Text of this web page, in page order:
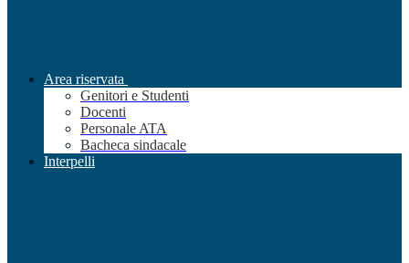
Area riservata
Genitori e Studenti
Docenti
Personale ATA
Bacheca sindacale
Interpelli